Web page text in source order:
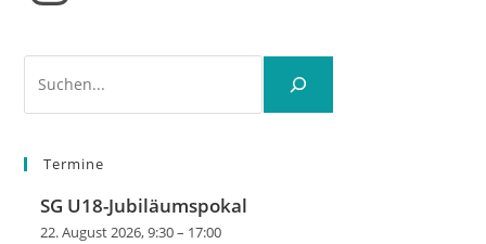
Termine
SG U18-Jubiläumspokal
22. August 2026, 9:30– 17:00